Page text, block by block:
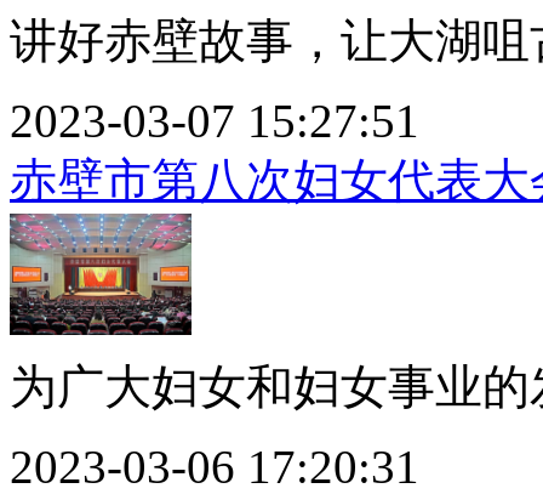
讲好赤壁故事，让大湖咀
2023-03-07 15:27:51
赤壁市第八次妇女代表大
为广大妇女和妇女事业
2023-03-06 17:20:31